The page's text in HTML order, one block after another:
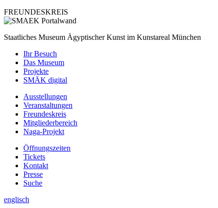
FREUNDESKREIS
Staatliches Museum Ägyptischer Kunst im Kunstareal München
Ihr Besuch
Das Museum
Projekte
SMÄK digital
Ausstellungen
Veranstaltungen
Freundeskreis
Mitgliederbereich
Naga-Projekt
Öffnungszeiten
Tickets
Kontakt
Presse
Suche
englisch